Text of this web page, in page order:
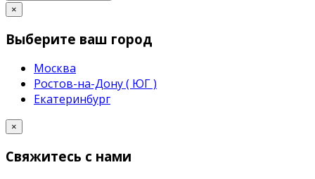
×
Выберите ваш город
Москва
Ростов-на-Дону ( ЮГ )
Екатеринбург
×
Свяжитесь с нами